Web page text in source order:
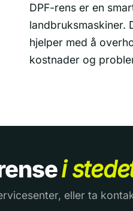
DPF-rens er en
landbruksmaskiner.
hjelper med å
kostnader og
i
eller ta